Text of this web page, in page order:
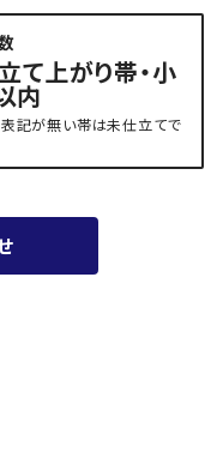
て上がり帯・小
内
記が無い帯は未仕立てで